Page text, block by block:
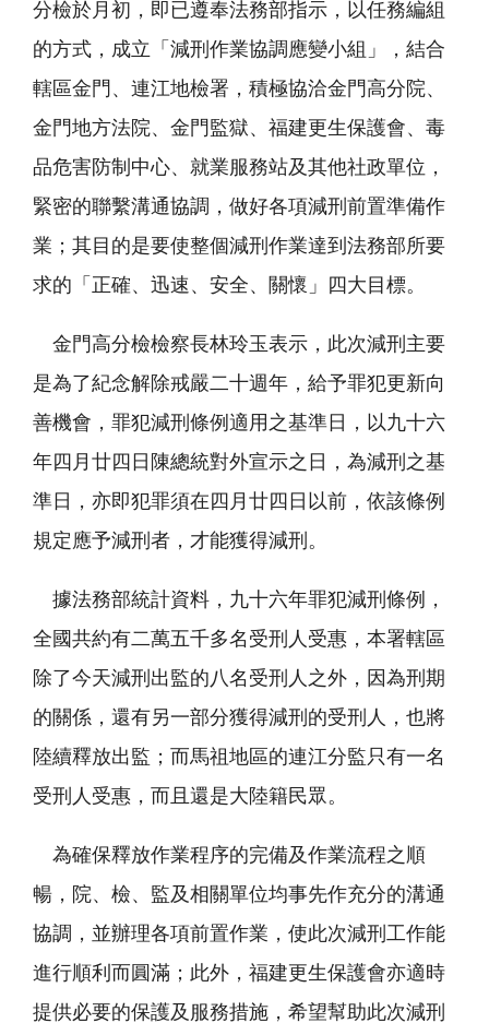
分檢於月初，即已遵奉法務部指示，以任務編組
的方式，成立「減刑作業協調應變小組」，結合
轄區金門、連江地檢署，積極協洽金門高分院、
金門地方法院、金門監獄、福建更生保護會、毒
品危害防制中心、就業服務站及其他社政單位，
緊密的聯繫溝通協調，做好各項減刑前置準備作
業；其目的是要使整個減刑作業達到法務部所要
求的「正確、迅速、安全、關懷」四大目標。
金門高分檢檢察長林玲玉表示，此次減刑主要
是為了紀念解除戒嚴二十週年，給予罪犯更新向
善機會，罪犯減刑條例適用之基準日，以九十六
年四月廿四日陳總統對外宣示之日，為減刑之基
準日，亦即犯罪須在四月廿四日以前，依該條例
規定應予減刑者，才能獲得減刑。
據法務部統計資料，九十六年罪犯減刑條例，
全國共約有二萬五千多名受刑人受惠，本署轄區
除了今天減刑出監的八名受刑人之外，因為刑期
的關係，還有另一部分獲得減刑的受刑人，也將
陸續釋放出監；而馬祖地區的連江分監只有一名
受刑人受惠，而且還是大陸籍民眾。
為確保釋放作業程序的完備及作業流程之順
暢，院、檢、監及相關單位均事先作充分的溝通
協調，並辦理各項前置作業，使此次減刑工作能
進行順利而圓滿；此外，福建更生保護會亦適時
提供必要的保護及服務措施，希望幫助此次減刑